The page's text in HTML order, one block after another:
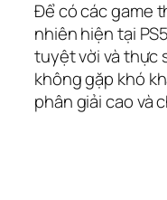
Để có các game
nhiên hiện tại
tuyệt vời và thực
không gặp khó
phân giải cao và